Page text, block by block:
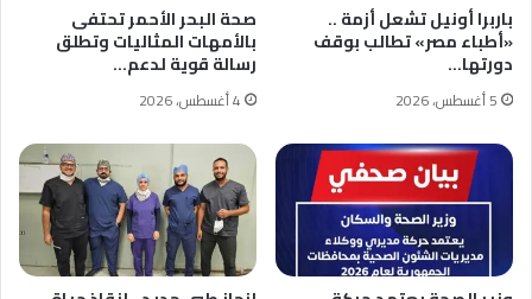
باربرا أونيل تشعل أزمة ..
«أطباء مصر» تطالب بوقف
دورتها…
5 أغسطس، 2026
صحة البحر الأحمر تحتفى
بالأمهات المثاليات وتطلق
رسالة قوية لدعم…
4 أغسطس، 2026